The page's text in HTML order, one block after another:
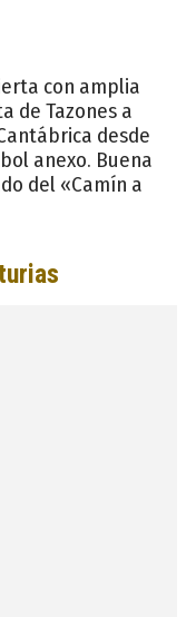
con amplia
de Tazones a
desde
anexo. Buena
del «Camín a